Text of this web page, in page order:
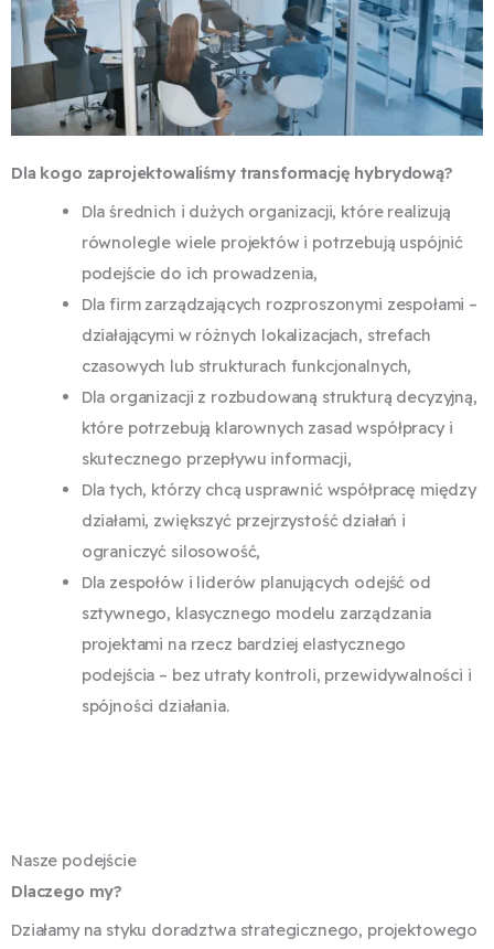
Dla kogo zaprojektowaliśmy transformację hybrydową?
Dla średnich i dużych organizacji, które realizują
równolegle wiele projektów i potrzebują uspójnić
podejście do ich prowadzenia,
Dla firm zarządzających rozproszonymi zespołami –
działającymi w różnych lokalizacjach, strefach
czasowych lub strukturach funkcjonalnych,
Dla organizacji z rozbudowaną strukturą decyzyjną,
które potrzebują klarownych zasad współpracy i
skutecznego przepływu informacji,
Dla tych, którzy chcą usprawnić współpracę między
działami, zwiększyć przejrzystość działań i
ograniczyć silosowość,
Dla zespołów i liderów planujących odejść od
sztywnego, klasycznego modelu zarządzania
projektami na rzecz bardziej elastycznego
podejścia – bez utraty kontroli, przewidywalności i
spójności działania.
Nasze podejście
Dlaczego my?
Działamy na styku doradztwa strategicznego, projektowego